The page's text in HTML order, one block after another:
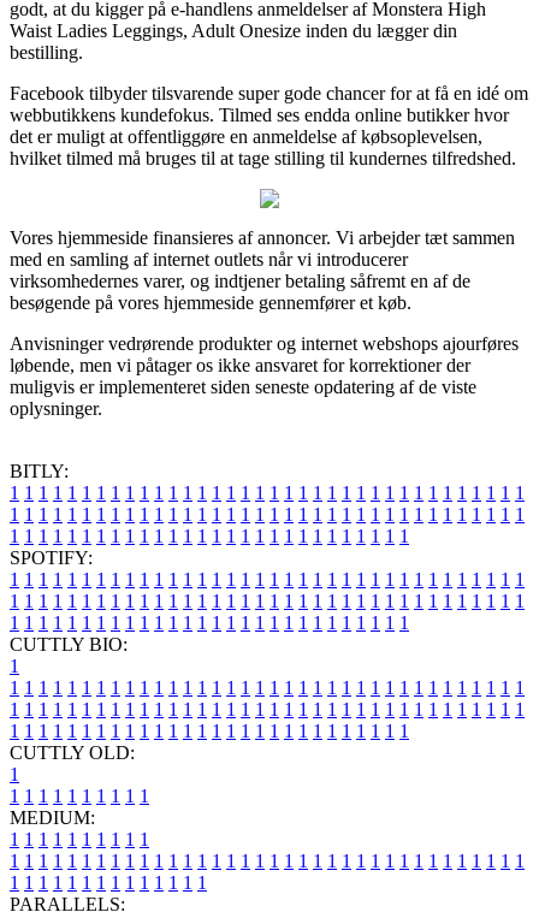
godt, at du kigger på e-handlens anmeldelser af Monstera High
Waist Ladies Leggings, Adult Onesize inden du lægger din
bestilling.
Facebook tilbyder tilsvarende super gode chancer for at få en idé om
webbutikkens kundefokus. Tilmed ses endda online butikker hvor
det er muligt at offentliggøre en anmeldelse af købsoplevelsen,
hvilket tilmed må bruges til at tage stilling til kundernes tilfredshed.
Vores hjemmeside finansieres af annoncer. Vi arbejder tæt sammen
med en samling af internet outlets når vi introducerer
virksomhedernes varer, og indtjener betaling såfremt en af de
besøgende på vores hjemmeside gennemfører et køb.
Anvisninger vedrørende produkter og internet webshops ajourføres
løbende, men vi påtager os ikke ansvaret for korrektioner der
muligvis er implementeret siden seneste opdatering af de viste
oplysninger.
BITLY:
1 1 1 1 1 1 1 1 1 1 1 1 1 1 1 1 1 1 1 1 1 1 1 1 1 1 1 1 1 1 1 1 1 1 1 1
1 1 1 1 1 1 1 1 1 1 1 1 1 1 1 1 1 1 1 1 1 1 1 1 1 1 1 1 1 1 1 1 1 1 1 1
1 1 1 1 1 1 1 1 1 1 1 1 1 1 1 1 1 1 1 1 1 1 1 1 1 1 1 1
SPOTIFY:
1 1 1 1 1 1 1 1 1 1 1 1 1 1 1 1 1 1 1 1 1 1 1 1 1 1 1 1 1 1 1 1 1 1 1 1
1 1 1 1 1 1 1 1 1 1 1 1 1 1 1 1 1 1 1 1 1 1 1 1 1 1 1 1 1 1 1 1 1 1 1 1
1 1 1 1 1 1 1 1 1 1 1 1 1 1 1 1 1 1 1 1 1 1 1 1 1 1 1 1
CUTTLY BIO:
1
1 1 1 1 1 1 1 1 1 1 1 1 1 1 1 1 1 1 1 1 1 1 1 1 1 1 1 1 1 1 1 1 1 1 1 1
1 1 1 1 1 1 1 1 1 1 1 1 1 1 1 1 1 1 1 1 1 1 1 1 1 1 1 1 1 1 1 1 1 1 1 1
1 1 1 1 1 1 1 1 1 1 1 1 1 1 1 1 1 1 1 1 1 1 1 1 1 1 1 1
CUTTLY OLD:
1
1 1 1 1 1 1 1 1 1 1
MEDIUM:
1 1 1 1 1 1 1 1 1 1
1 1 1 1 1 1 1 1 1 1 1 1 1 1 1 1 1 1 1 1 1 1 1 1 1 1 1 1 1 1 1 1 1 1 1 1
1 1 1 1 1 1 1 1 1 1 1 1 1 1
PARALLELS: